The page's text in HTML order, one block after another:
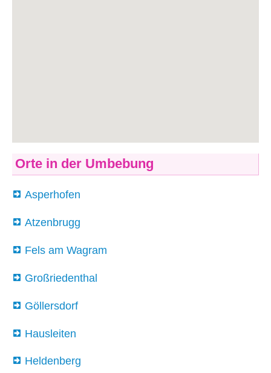
Orte in der Umbebung
Asperhofen
Atzenbrugg
Fels am Wagram
Großriedenthal
Göllersdorf
Hausleiten
Heldenberg